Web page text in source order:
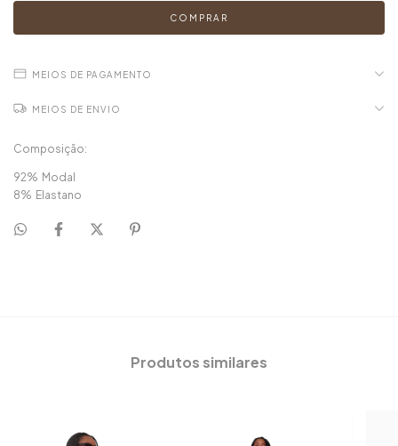
MEIOS DE PAGAMENTO
MEIOS DE ENVIO
Composição:
92% Modal
8% Elastano
Produtos similares